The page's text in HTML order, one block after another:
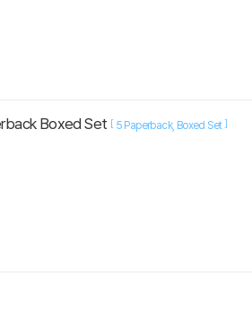
Boxed Set [ 5 Paperback Boxed Set]